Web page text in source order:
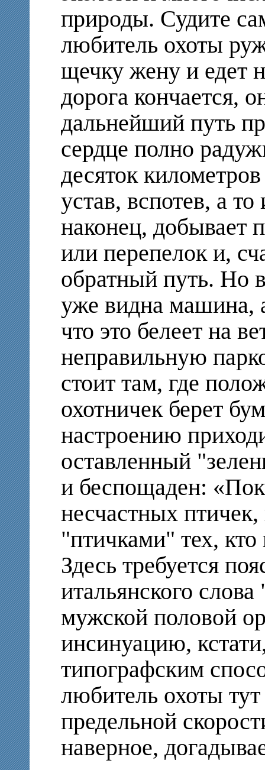
природы. Судите
любитель охоты
щечку жену и едет
дорога кончается,
дальнейший путь
сердце полно
десяток
устав, вспотев, а
наконец, добывает
или перепелок и,
обратный путь. Но
уже видна машина,
что это белеет на
неправильную
стоит там, где
охотничек берет
настроению
оставленный
и беспощаден:
несчастных
"птичками" тех,
Здесь требуется
итальянского
мужской половой
инсинуацию,
типографским
любитель охоты
предельной
наверное,